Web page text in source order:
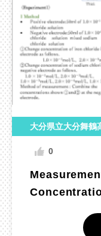
大分県立大分舞鶴
0